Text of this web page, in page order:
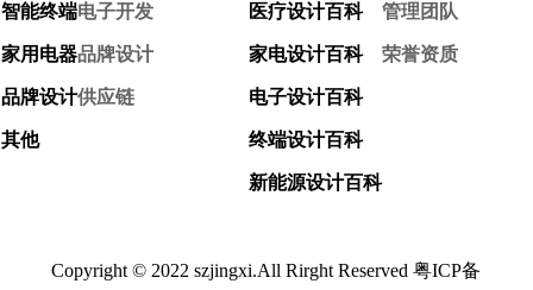
智能终端
家用电器
品牌设计
其他
电子开发
品牌设计
供应链
医疗设计百科
家电设计百科
电子设计百科
终端设计百科
新能源设计百科
管理团队
荣誉资质
Copyright © 2022 szjingxi.All Rirght Reserved粤ICP备